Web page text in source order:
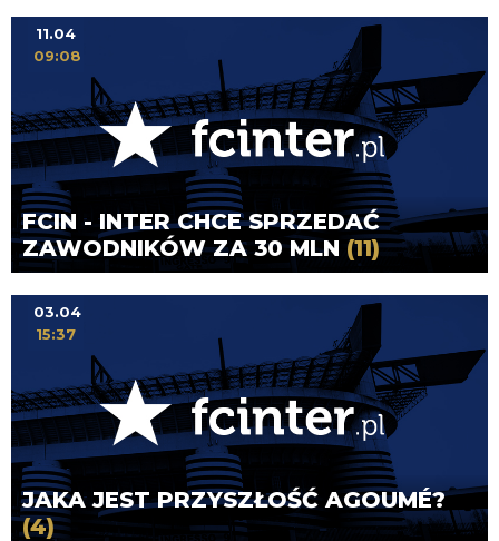
FCIN - INTER CHCE SPRZEDAĆ
ZAWODNIKÓW ZA 30 MLN (11)
11.04
09:08
JAKA JEST PRZYSZŁOŚĆ AGOUMÉ?
(4)
03.04
15:37